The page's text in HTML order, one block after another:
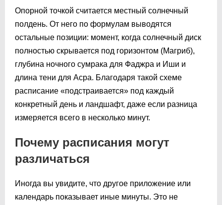
Опорной точкой считается местный солнечный
полдень. От него по формулам выводятся
остальные позиции: момент, когда солнечный диск
полностью скрывается под горизонтом (Магриб),
глубина ночного сумрака для Фаджра и Иши и
длина тени для Асра. Благодаря такой схеме
расписание «подстраивается» под каждый
конкретный день и ландшафт, даже если разница
измеряется всего в несколько минут.
Почему расписания могут
различаться
Иногда вы увидите, что другое приложение или
календарь показывает иные минуты. Это не